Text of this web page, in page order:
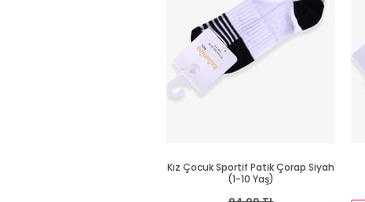
Kız Çocuk Sportif Patik Çorap Siyah
(1-10 Yaş)